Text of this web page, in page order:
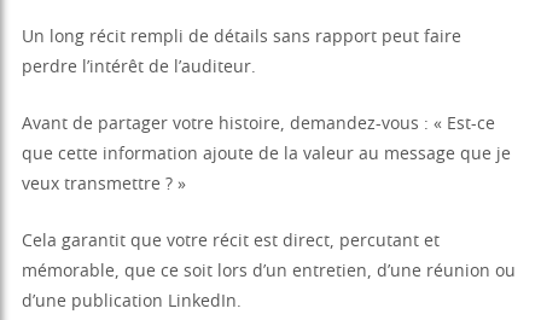
Un long récit rempli de détails sans rapport peut faire
perdre l’intérêt de l’auditeur.
Avant de partager votre histoire, demandez-vous : « Est-ce
que cette information ajoute de la valeur au message que je
veux transmettre ? »
Cela garantit que votre récit est direct, percutant et
mémorable, que ce soit lors d’un entretien, d’une réunion ou
d’une publication LinkedIn.